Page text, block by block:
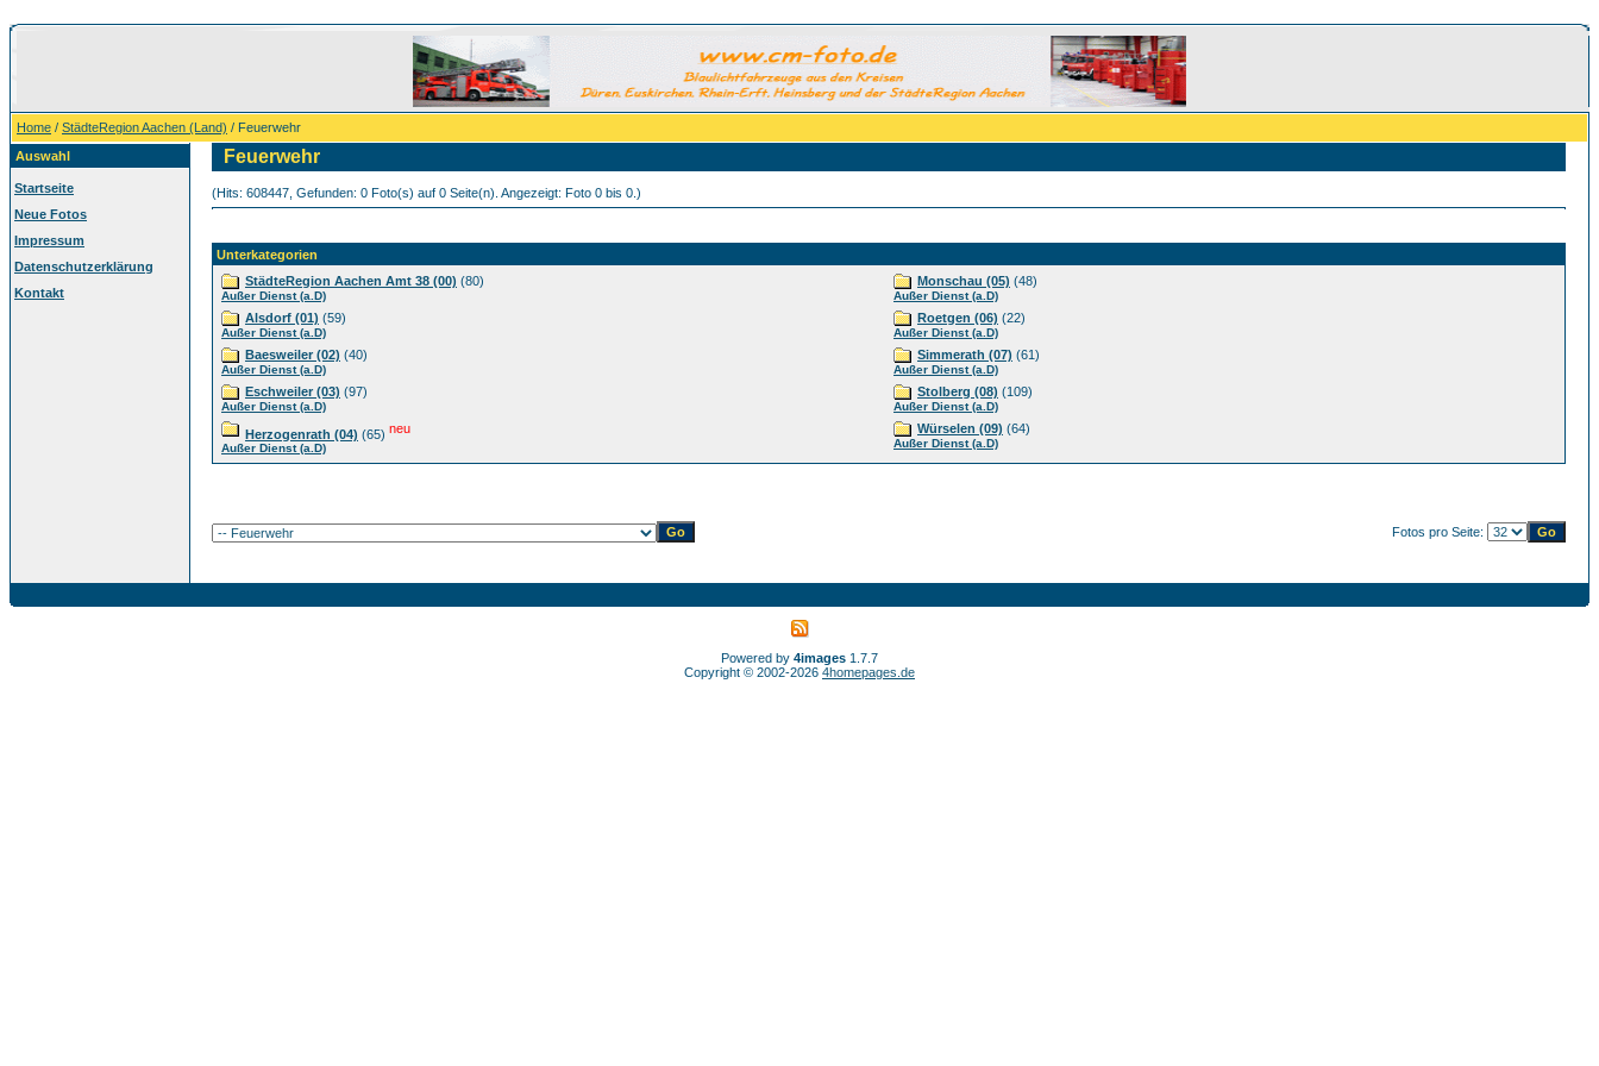
Home / StädteRegion Aachen (Land) / Feuerwehr
Auswahl
Startseite
Neue Fotos
Impressum
Datenschutzerklärung
Kontakt
Feuerwehr
(Hits: 608447, Gefunden: 0 Foto(s) auf 0 Seite(n). Angezeigt: Foto 0 bis 0.)
Unterkategorien
StädteRegion Aachen Amt 38 (00) (80)
Außer Dienst (a.D)
Alsdorf (01) (59)
Außer Dienst (a.D)
Baesweiler (02) (40)
Außer Dienst (a.D)
Eschweiler (03) (97)
Außer Dienst (a.D)
Herzogenrath (04) (65) neu
Außer Dienst (a.D)
Monschau (05) (48)
Außer Dienst (a.D)
Roetgen (06) (22)
Außer Dienst (a.D)
Simmerath (07) (61)
Außer Dienst (a.D)
Stolberg (08) (109)
Außer Dienst (a.D)
Würselen (09) (64)
Außer Dienst (a.D)
Fotos pro Seite:
Powered by 4images 1.7.7
Copyright © 2002-2026 4homepages.de